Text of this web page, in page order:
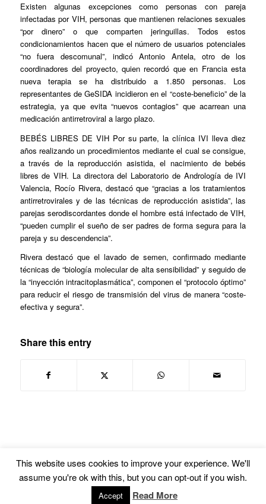
Existen algunas excepciones como personas con pareja
infectadas por VIH, personas que mantienen relaciones sexuales
“por dinero” o que comparten jeringuillas. Todos estos
condicionamientos hacen que el número de usuarios potenciales
“no fuera descomunal”, indicó Antonio Antela, otro de los
coordinadores del proyecto, quien recordó que en Francia esta
nueva terapia se ha distribuido a 1.850 personas. Los
representantes de GeSIDA incidieron en el “coste-beneficio” de la
estrategia, ya que evita “nuevos contagios” que acarrean una
medicación antirretroviral a largo plazo.
BEBÉS LIBRES DE VIH Por su parte, la clínica IVI lleva diez
años realizando un procedimientos mediante el cual se consigue,
a través de la reproducción asistida, el nacimiento de bebés
libres de VIH. La directora del Laboratorio de Andrología de IVI
Valencia, Rocío Rivera, destacó que “gracias a los tratamientos
antirretrovirales y de las técnicas de reproducción asistida”, las
parejas serodiscordantes donde el hombre está infectado de VIH,
“pueden cumplir el sueño de ser padres de forma segura para la
pareja y su descendencia”.
Rivera destacó que el lavado de semen, confirmado mediante
técnicas de “biología molecular de alta sensibilidad” y seguido de
la “inyección intracitoplasmática”, componen el “protocolo óptimo”
para reducir el riesgo de transmisión del virus de manera “coste-
efectiva y segura”.
Share this entry
© Copyright -Euskal Herriko Gay-Les Askapen Mugimendua- powered by
This website uses cookies to improve your experience. We'll
assume you're ok with this, but you can opt-out if you wish.
Accept Read More